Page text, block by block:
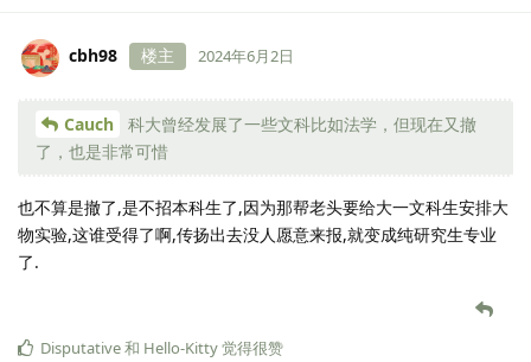
cbh98 楼主 2024年6月2日
Cauch
科大曾经发展了一些文科比如法学，但现在又撤
了，也是非常可惜
也不算是撤了,是不招本科生了,因为那帮老头要给大一文科生安排大
物实验,这谁受得了啊,传扬出去没人愿意来报,就变成纯研究生专业
了.
Disputative和 Hello-Kitty觉得很赞